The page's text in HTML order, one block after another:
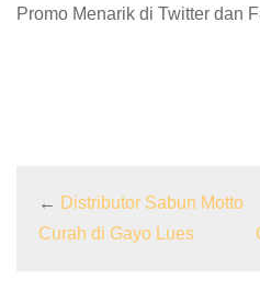
Promo Menarik di Twitter dan
← Distributor Sabun Motto
Curah di Gayo Lues